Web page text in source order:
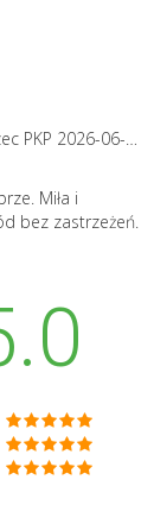
Miła i
bez zastrzeżeń.